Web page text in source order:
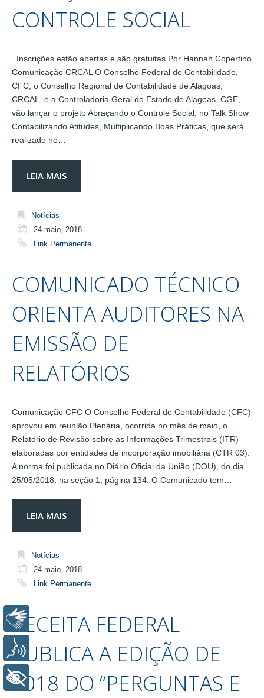
CONTROLE SOCIAL
Inscrições estão abertas e são gratuitas Por Hannah Copertino
Comunicação CRCAL O Conselho Federal de Contabilidade,
CFC, o Conselho Regional de Contabilidade de Alagoas,
CRCAL, e a Controladoria Geral do Estado de Alagoas, CGE,
vão lançar o projeto Abraçando o Controle Social, no Talk Show
Contabilizando Atitudes, Multiplicando Boas Práticas, que será
realizado no…
LEIA MAIS
Notícias
24 maio, 2018
Link Permanente
COMUNICADO TÉCNICO
ORIENTA AUDITORES NA
EMISSÃO DE
RELATÓRIOS
Comunicação CFC O Conselho Federal de Contabilidade (CFC)
aprovou em reunião Plenária, ocorrida no mês de maio, o
Relatório de Revisão sobre as Informações Trimestrais (ITR)
elaboradas por entidades de incorporação imobiliária (CTR 03).
A norma foi publicada no Diário Oficial da União (DOU), do dia
25/05/2018, na seção 1, página 134. O Comunicado tem…
LEIA MAIS
Notícias
24 maio, 2018
Link Permanente
RECEITA FEDERAL
PUBLICA A EDIÇÃO DE
2018 DO “PERGUNTAS E
Libras
Voz
+ Acessibilidade